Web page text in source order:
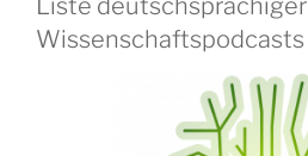
Liste deutschsprachiger
Wissenschaftspodcasts